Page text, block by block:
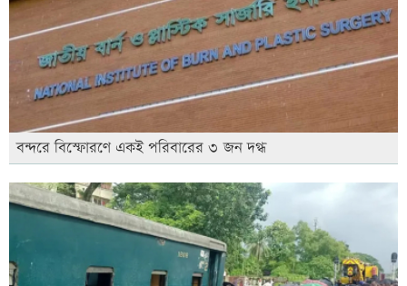
বন্দরে বিস্ফোরণে একই পরিবারের ৩ জন দগ্ধ